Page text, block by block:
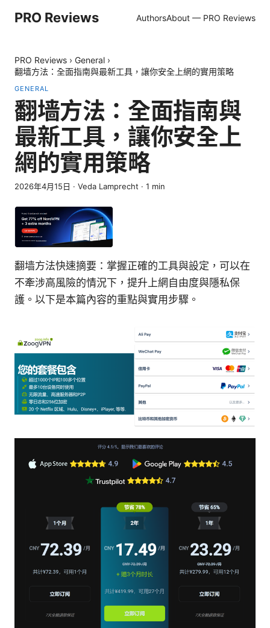
PRO Reviews AuthorsAbout — PRO Reviews
PRO Reviews › General ›
翻墙方法：全面指南與最新工具，讓你安全上網的實用策略
GENERAL
翻墙方法：全面指南與
最新工具，讓你安全上
網的實用策略
2026年4月15日 · Veda Lamprecht · 1 min
翻墙方法快速摘要：掌握正確的工具與設定，可以在
不牽涉高風險的情況下，提升上網自由度與隱私保
護。以下是本篇內容的重點與實用步驟。